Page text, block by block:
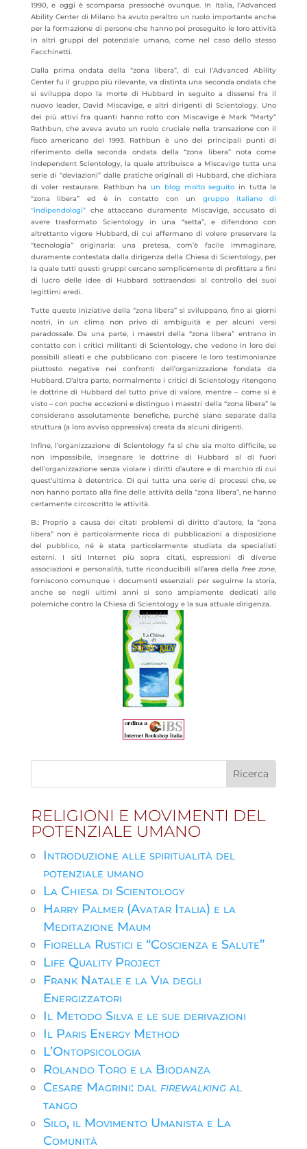
1990, e oggi è scomparsa pressoché ovunque. In Italia, l’Advanced
Ability Center di Milano ha avuto peraltro un ruolo importante anche
per la formazione di persone che hanno poi proseguito le loro attività
in altri gruppi del potenziale umano, come nel caso dello stesso
Facchinetti.
Dalla prima ondata della “zona libera”, di cui l’Advanced Ability
Center fu il gruppo più rilevante, va distinta una seconda ondata che
si sviluppa dopo la morte di Hubbard in seguito a dissensi fra il
nuovo leader, David Miscavige, e altri dirigenti di Scientology. Uno
dei più attivi fra quanti hanno rotto con Miscavige è Mark “Marty”
Rathbun, che aveva avuto un ruolo cruciale nella transazione con il
fisco americano del 1993. Rathbun è uno dei principali punti di
riferimento della seconda ondata della “zona libera” nota come
Independent Scientology, la quale attribuisce a Miscavige tutta una
serie di “deviazioni” dalle pratiche originali di Hubbard, che dichiara
di voler restaurare. Rathbun haun blog molto seguito in tutta la
“zona libera” ed è in contatto con un gruppo italiano di
“indipendologi”che attaccano duramente Miscavige, accusato di
avere trasformato Scientology in una “setta”, e difendono con
altrettanto vigore Hubbard, di cui affermano di volere preservare la
“tecnologia” originaria: una pretesa, com’è facile immaginare,
duramente contestata dalla dirigenza della Chiesa di Scientology, per
la quale tutti questi gruppi cercano semplicemente di profittare a fini
di lucro delle idee di Hubbard sottraendosi al controllo dei suoi
legittimi eredi.
Tutte queste iniziative della “zona libera” si sviluppano, fino ai giorni
nostri, in un clima non privo di ambiguità e per alcuni versi
paradossale. Da una parte, i maestri della “zona libera” entrano in
contatto con i critici militanti di Scientology, che vedono in loro dei
possibili alleati e che pubblicano con piacere le loro testimonianze
piuttosto negative nei confronti dell’organizzazione fondata da
Hubbard. D’altra parte, normalmente i critici di Scientology ritengono
le dottrine di Hubbard del tutto prive di valore, mentre – come si è
visto – con poche eccezioni e distinguo i maestri della “zona libera” le
considerano assolutamente benefiche, purché siano separate dalla
struttura (a loro avviso oppressiva) creata da alcuni dirigenti.
Infine, l’organizzazione di Scientology fa sì che sia molto difficile, se
non impossibile, insegnare le dottrine di Hubbard al di fuori
dell’organizzazione senza violare i diritti d’autore e di marchio di cui
quest’ultima è detentrice. Di qui tutta una serie di processi che, se
non hanno portato alla fine delle attività della “zona libera”, ne hanno
certamente circoscritto le attività.
B.: Proprio a causa dei citati problemi di diritto d’autore, la “zona
libera” non è particolarmente ricca di pubblicazioni a disposizione
del pubblico, né è stata particolarmente studiata da specialisti
esterni. I siti Internet più sopra citati, espressioni di diverse
associazioni e personalità, tutte riconducibili all’area della free zone,
forniscono comunque i documenti essenziali per seguirne la storia,
anche se negli ultimi anni si sono ampiamente dedicati alle
polemiche contro la Chiesa di Scientology e la sua attuale dirigenza.
RELIGIONI E MOVIMENTI DEL
POTENZIALE UMANO
Introduzione alle spiritualità del
potenziale umano
La Chiesa di Scientology
Harry Palmer (Avatar Italia) e la
Meditazione Maum
Fiorella Rustici e “Coscienza e Salute”
Life Quality Project
Frank Natale e la Via degli
Energizzatori
Il Metodo Silva e le sue derivazioni
Il Paris Energy Method
L’Ontopsicologia
Rolando Toro e la Biodanza
Cesare Magrini: dal firewalkingal
tango
Silo, il Movimento Umanista e La
Comunità